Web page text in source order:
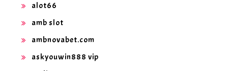
alot66
amb slot
ambnovabet.com
askyouwin888 vip